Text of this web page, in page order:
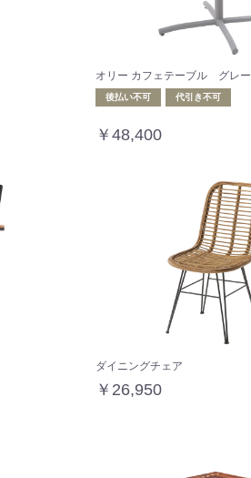
オリー カフェテーブル グレー
後払い不可 代引き不可
￥48,400
ダイニングチェア
￥26,950